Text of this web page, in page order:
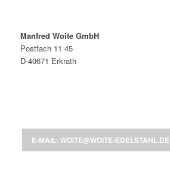
Manfred Woite GmbH
Postfach 11 45
D-40671 Erkrath
E-MAIL: WOITE@WOITE-EDELSTAHL.DE